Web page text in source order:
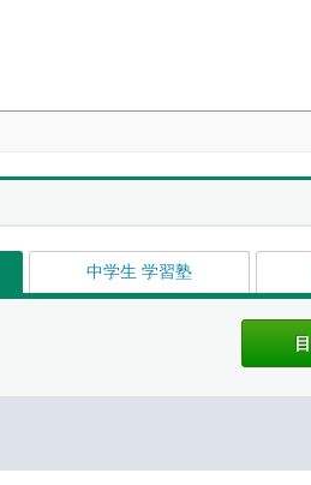
中学生 学習塾